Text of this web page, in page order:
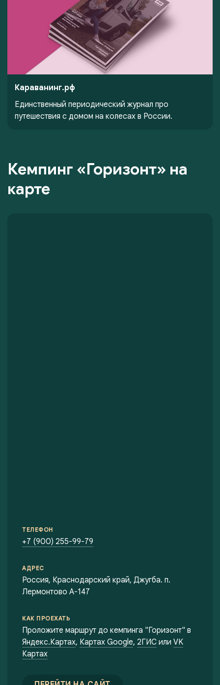
Караванинг.рф
Единственный периодический журнал про
путешествия с домом на колесах в России.
Кемпинг «Горизонт» на
карте
ТЕЛЕФОН
+7 (900) 255-99-79
АДРЕС
Россия, Краснодарский край, Джугба. п.
Лермонтово А-147
КАК ПРОЕХАТЬ
Проложите маршрут до кемпинга "Горизонт" в
Яндекс.Картах, Картах Google, 2ГИС или VK
Картах